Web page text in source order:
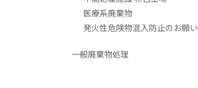
医療系廃棄物
発火性危険物混入防止のお願い
一般廃棄物処理